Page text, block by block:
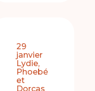
29
janvier
Lydie,
Phoebé
et
Dorcas